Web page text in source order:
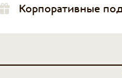
Корпоративные